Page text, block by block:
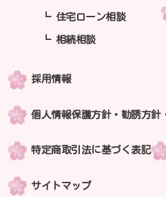
住宅ローン相談
相続相談
採用情報
個人情報保護方針・勧誘方針
特定商取引法に基づく表記
サイトマップ